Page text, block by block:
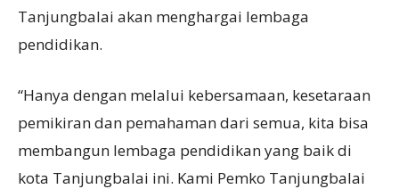
Tanjungbalai akan menghargai lembaga
pendidikan.
“Hanya dengan melalui kebersamaan, kesetaraan
pemikiran dan pemahaman dari semua, kita bisa
membangun lembaga pendidikan yang baik di
kota Tanjungbalai ini. Kami Pemko Tanjungbalai